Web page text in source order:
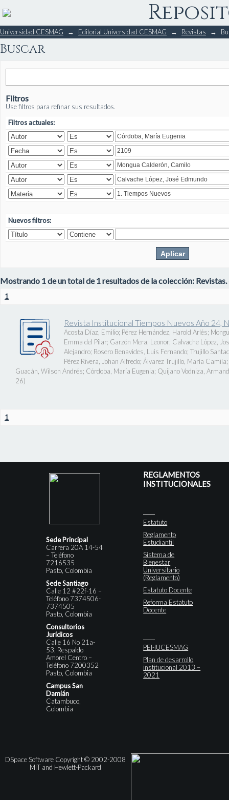
Buscar
Universidad CESMAG → Editorial Universidad CESMAG → Revistas →
Buscar
Filtros
Use filtros para refinar sus resultados.
Filtros actuales:
Nuevos filtros:
Mostrando 1 de un total de 1 resultados de la colección: Revistas.
1
Revista Institucional Tiempos Nuevos Año 24,
Acosta Díaz, Emilio; Pérez Hernández, Harold Arlés;
Emma del Pilar; Garzón Mera, Leonor; Calvache López,
Alejandro; Rosero Benavides, Luis Fernando; Trujillo
Pérez Rivera, Johan Alfredo; Álvarez Trujillo, María Camila;
Guacán, Wilson Andrés; Córdoba, María Eugenia; Quijano Vodniza,
26)
1
Sede Principal
Carrera 20A 14-54
– Teléfono
7216535
Pasto, Colombia
Sede Santiago
Calle 12 #22f-16 –
Teléfono 7374506-
7374505
Pasto, Colombia
Consultorios
Jurídicos
Calle 16 No 21a-
53, Respaldo
Amorel Centro –
Teléfono 7200352
Pasto, Colombia
Campus San
Damián
Catambuco,
Colombia
REGLAMENTOS
INSTITUCIONALES
Estatuto
Reglamento
Estudiantil
Sistema de
Bienestar
Universitario
(Reglamento)
Estatuto Docente
Reforma Estatuto
Docente
PEI-IUCESMAG
Plan de desarrollo
institucional 2013 –
2021
DSpace Software Copyright © 2002-2008
MIT and Hewlett-Packard